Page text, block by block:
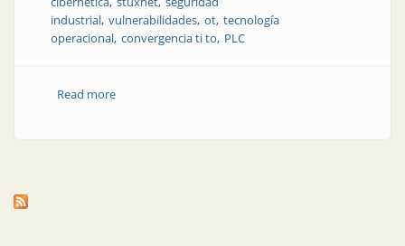
industrial vulnerabilidades ot tecnología
operacional convergencia ti to PLC
Read moreabout La lucha actual para proteger los PLC y las